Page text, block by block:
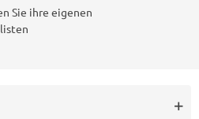
Sie ihre eigenen